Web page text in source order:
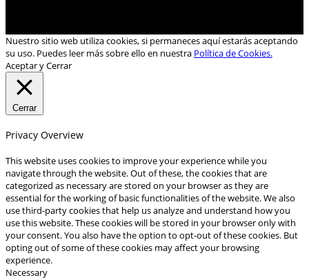
Nuestro sitio web utiliza cookies, si permaneces aquí estarás aceptando
su uso. Puedes leer más sobre ello en nuestra Política de Cookies.
Aceptar y Cerrar
Cerrar
Privacy Overview
This website uses cookies to improve your experience while you
navigate through the website. Out of these, the cookies that are
categorized as necessary are stored on your browser as they are
essential for the working of basic functionalities of the website. We also
use third-party cookies that help us analyze and understand how you
use this website. These cookies will be stored in your browser only with
your consent. You also have the option to opt-out of these cookies. But
opting out of some of these cookies may affect your browsing
experience.
Necessary